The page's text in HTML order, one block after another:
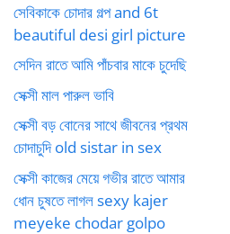
সেবিকাকে চোদার গল্প and 6t
beautiful desi girl picture
সেদিন রাতে আমি পাঁচবার মাকে চুদেছি
সেক্সী মাল পারুল ভাবি
সেক্সী বড় বোনের সাথে জীবনের প্রথম
চোদাচুদি old sistar in sex
সেক্সী কাজের মেয়ে গভীর রাতে আমার
ধোন চুষতে লাগল sexy kajer
meyeke chodar golpo